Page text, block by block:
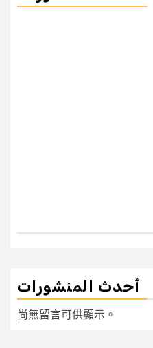
أحدث المنشورات
尚無留言可供顯示。